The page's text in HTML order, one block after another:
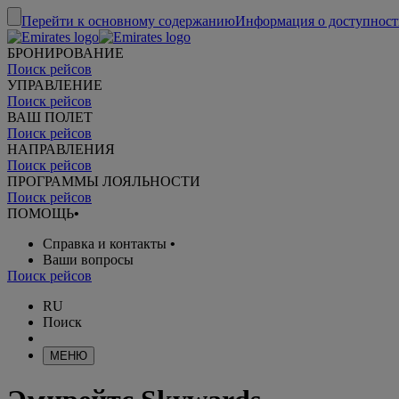
Перейти к основному содержаниюИнформация о
БРОНИРОВАНИЕ
Поиск рейсов
УПРАВЛЕНИЕ
Поиск рейсов
ВАШ ПОЛЕТ
Поиск рейсов
НАПРАВЛЕНИЯ
Поиск рейсов
ПРОГРАММЫ ЛОЯЛЬНОСТИ
Поиск рейсов
ПОМОЩЬ•
Справка и контакты •
Ваши вопросы
Поиск рейсов
RU
Поиск
МЕНЮ